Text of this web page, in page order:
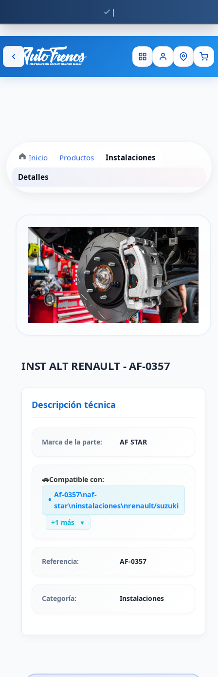
Env
Inicio Productos
Instalaciones
Detalles
INST ALT RENAULT - AF-0357
Descripción técnica
Marca de la parte: AF STAR
🚗Compatible con:
Af-0357\naf-
star\ninstalaciones\nrenault/suzuki
+1 más
▼
Referencia: AF-0357
Categoría: Instalaciones